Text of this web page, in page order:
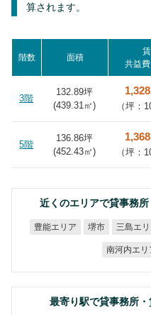
算されます。
階数 面積
共益費
3階
132.89坪
(439.31㎡) （坪：
5階
136.86坪
(452.43㎡) （坪：
近くのエリアで貸事務
豊能エリア 堺市 三島エ
南河内エリ
最寄り駅で貸事務所